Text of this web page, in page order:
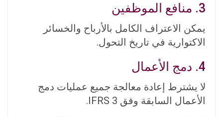
3. منافع الموظفين
يمكن الاعتراف الكامل بالأرباح والخسائر
الاكتوارية في تاريخ التحول.
4. دمج الأعمال
لا يشترط إعادة معالجة جميع عمليات دمج
الأعمال السابقة وفق IFRS 3.